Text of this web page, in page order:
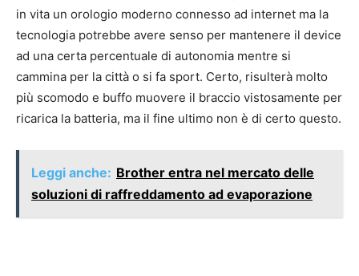
in vita un orologio moderno connesso ad internet ma la
tecnologia potrebbe avere senso per mantenere il device
ad una certa percentuale di autonomia mentre si
cammina per la città o si fa sport. Certo, risulterà molto
più scomodo e buffo muovere il braccio vistosamente per
ricarica la batteria, ma il fine ultimo non è di certo questo.
Leggi anche: Brother entra nel mercato delle
soluzioni di raffreddamento ad evaporazione